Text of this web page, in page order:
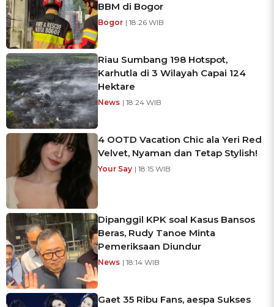
BBM di Bogor
Bogor | 18:26 WIB
Riau Sumbang 198 Hotspot,
Karhutla di 3 Wilayah Capai 124
Hektare
News | 18:24 WIB
4 OOTD Vacation Chic ala Yeri Red
Velvet, Nyaman dan Tetap Stylish!
Your Say | 18:15 WIB
Dipanggil KPK soal Kasus Bansos
Beras, Rudy Tanoe Minta
Pemeriksaan Diundur
News | 18:14 WIB
Gaet 35 Ribu Fans, aespa Sukses